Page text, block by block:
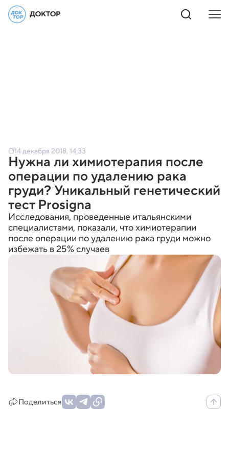
14 декабря 2018, 14:33
Нужна ли химиотерапия после
операции по удалению рака
груди? Уникальный генетический
тест Prosigna
Исследования, проведенные итальянскими
специалистами, показали, что химиотерапии
после операции по удалению рака груди можно
избежать в 25% случаев
Поделиться